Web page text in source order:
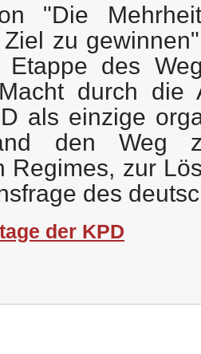
"Die
zu
des
durch die
als einzige
den Weg
Regimes, zur
des
der KPD